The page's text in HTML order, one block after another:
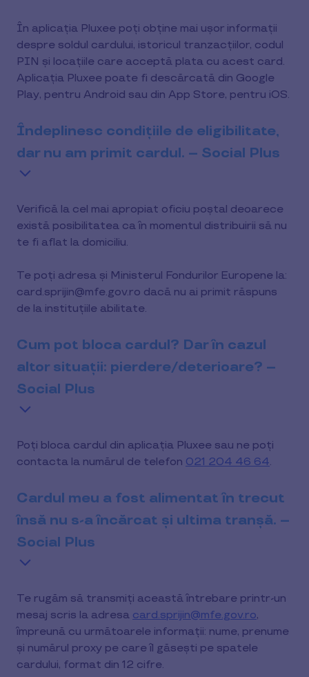
În aplicația Pluxee poți obține mai ușor informații
despre soldul cardului, istoricul tranzacțiilor, codul
PIN și locațiile care acceptă plata cu acest card.
Aplicația Pluxee poate fi descărcată din Google
Play, pentru Android sau din App Store, pentru iOS.
Îndeplinesc condițiile de eligibilitate,
dar nu am primit cardul. – Social Plus
Verifică la cel mai apropiat oficiu poștal deoarece
există posibilitatea ca în momentul distribuirii să nu
te fi aflat la domiciliu.
Te poți adresa și Ministerul Fondurilor Europene la:
card.sprijin@mfe.gov.ro dacă nu ai primit răspuns
de la instituțiile abilitate.
Cum pot bloca cardul? Dar în cazul
altor situații: pierdere/deterioare? –
Social Plus
Poți bloca cardul din aplicația Pluxee sau ne poți
contacta la numărul de telefon 021 204 46 64.
Cardul meu a fost alimentat în trecut
însă nu s-a încărcat și ultima tranșă. –
Social Plus
Te rugăm să transmiți această întrebare printr-un
mesaj scris la adresa card.sprijin@mfe.gov.ro,
împreună cu următoarele informații: nume, prenume
și numărul proxy pe care îl găsești pe spatele
cardului, format din 12 cifre.